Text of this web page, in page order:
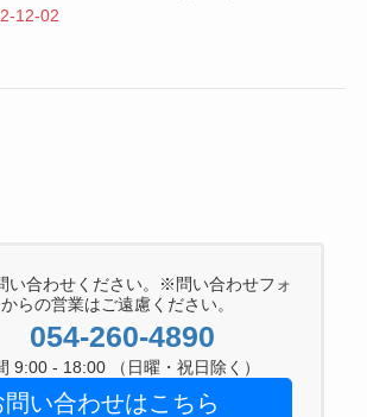
12-02
い合わせください。※問い合わせフォ
らの営業はご遠慮ください。
054-260-4890
9:00 - 18:00 （日曜・祝日除く）
問い合わせはこちら